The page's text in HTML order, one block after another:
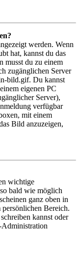
werden. Wenn
hat, kannst du das
musst du zu einem
zugänglichen Server
bild.gif. Du kannst
eigenen PC
Server),
verfügbar
mit einem
Bild anzuzeigen,
wichtige
bald wie möglich
ganz oben in
Bereich.
kannst oder